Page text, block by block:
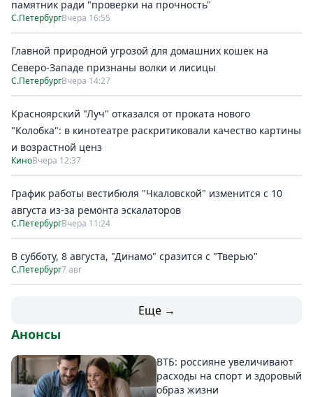
памятник ради "проверки на прочность"
С.ПетербургВчера 16:55
Главной природной угрозой для домашних кошек на
Северо-Западе признаны волки и лисицы
С.ПетербургВчера 14:27
Красноярский "Луч" отказался от проката нового
"Колобка": в кинотеатре раскритиковали качество картины
и возрастной ценз
КиноВчера 12:37
График работы вестибюля "Чкаловской" изменится с 10
августа из-за ремонта эскалаторов
С.ПетербургВчера 11:24
В субботу, 8 августа, "Динамо" сразится с "Тверью"
С.Петербург7 авг
Еще →
Анонсы
ВТБ: россияне увеличивают
расходы на спорт и здоровый
образ жизни